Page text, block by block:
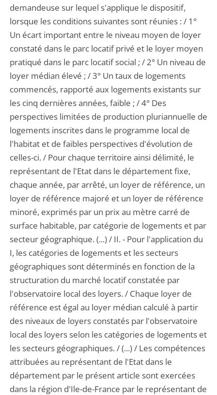
demandeuse sur lequel s'applique le dispositif,
lorsque les conditions suivantes sont réunies : / 1°
Un écart important entre le niveau moyen de loyer
constaté dans le parc locatif privé et le loyer moyen
pratiqué dans le parc locatif social ; / 2° Un niveau de
loyer médian élevé ; / 3° Un taux de logements
commencés, rapporté aux logements existants sur
les cinq dernières années, faible ; / 4° Des
perspectives limitées de production pluriannuelle de
logements inscrites dans le programme local de
l'habitat et de faibles perspectives d'évolution de
celles-ci. / Pour chaque territoire ainsi délimité, le
représentant de l'Etat dans le département fixe,
chaque année, par arrêté, un loyer de référence, un
loyer de référence majoré et un loyer de référence
minoré, exprimés par un prix au mètre carré de
surface habitable, par catégorie de logements et par
secteur géographique. (...) / II. - Pour l'application du
I, les catégories de logements et les secteurs
géographiques sont déterminés en fonction de la
structuration du marché locatif constatée par
l'observatoire local des loyers. / Chaque loyer de
référence est égal au loyer médian calculé à partir
des niveaux de loyers constatés par l'observatoire
local des loyers selon les catégories de logements et
les secteurs géographiques. / (...) / Les compétences
attribuées au représentant de l'Etat dans le
département par le présent article sont exercées
dans la région d'Ile-de-France par le représentant de